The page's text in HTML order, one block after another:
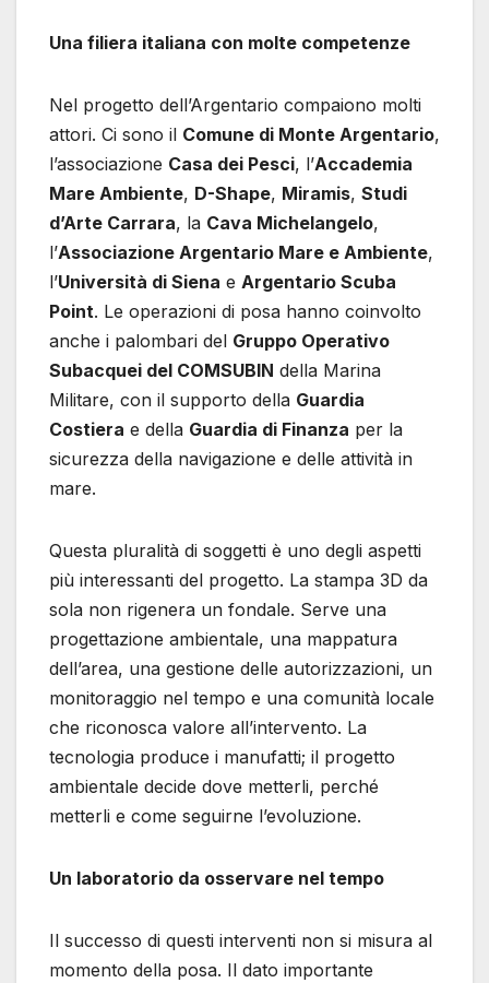
Una filiera italiana con molte competenze
Nel progetto dell’Argentario compaiono molti
attori. Ci sono il Comune di Monte Argentario,
l’associazione Casa dei Pesci, l’Accademia
Mare Ambiente, D-Shape, Miramis, Studi
d’Arte Carrara, la Cava Michelangelo,
l’Associazione Argentario Mare e Ambiente,
l’Università di Siena e Argentario Scuba
Point. Le operazioni di posa hanno coinvolto
anche i palombari del Gruppo Operativo
Subacquei del COMSUBIN della Marina
Militare, con il supporto della Guardia
Costiera e della Guardia di Finanza per la
sicurezza della navigazione e delle attività in
mare.
Questa pluralità di soggetti è uno degli aspetti
più interessanti del progetto. La stampa 3D da
sola non rigenera un fondale. Serve una
progettazione ambientale, una mappatura
dell’area, una gestione delle autorizzazioni, un
monitoraggio nel tempo e una comunità locale
che riconosca valore all’intervento. La
tecnologia produce i manufatti; il progetto
ambientale decide dove metterli, perché
metterli e come seguirne l’evoluzione.
Un laboratorio da osservare nel tempo
Il successo di questi interventi non si misura al
momento della posa. Il dato importante